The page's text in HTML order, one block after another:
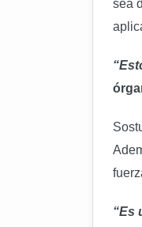
sea
“Es